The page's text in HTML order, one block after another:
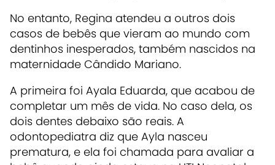
No entanto, Regina atendeu a outros dois
casos de bebês que vieram ao mundo com
dentinhos inesperados, também nascidos na
maternidade Cândido Mariano.
A primeira foi Ayala Eduarda, que acabou de
completar um mês de vida. No caso dela, os
dois dentes debaixo são reais. A
odontopediatra diz que Ayla nasceu
prematura, e ela foi chamada para avaliar a